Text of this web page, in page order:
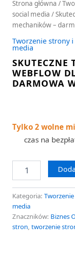
Strona główna /
social media /
mechaników –
Tworzenie strony
media
SKUTECZNE
WEBFLOW
DARMOWA
Tylko 2 wolne
czas na
Kategoria:
media
Znaczników: Biznes
stron, tworzenie